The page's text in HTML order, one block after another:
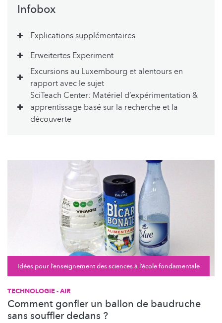
Infobox
Explications supplémentaires
Erweitertes Experiment
Excursions au Luxembourg et alentours en
rapport avec le sujet
SciTeach Center: Matériel d’expérimentation &
apprentissage basé sur la recherche et la
découverte
Idées pour l’enseignement des sciences à l’école fondamentale
TECHNOLOGIE - AIR
Comment gonfler un ballon de baudruche
sans souffler dedans ?